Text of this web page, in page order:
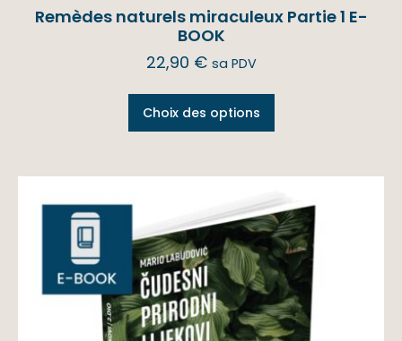
Remèdes naturels miraculeux Partie 1 E-
BOOK
22,90 € sa PDV
Choix des options